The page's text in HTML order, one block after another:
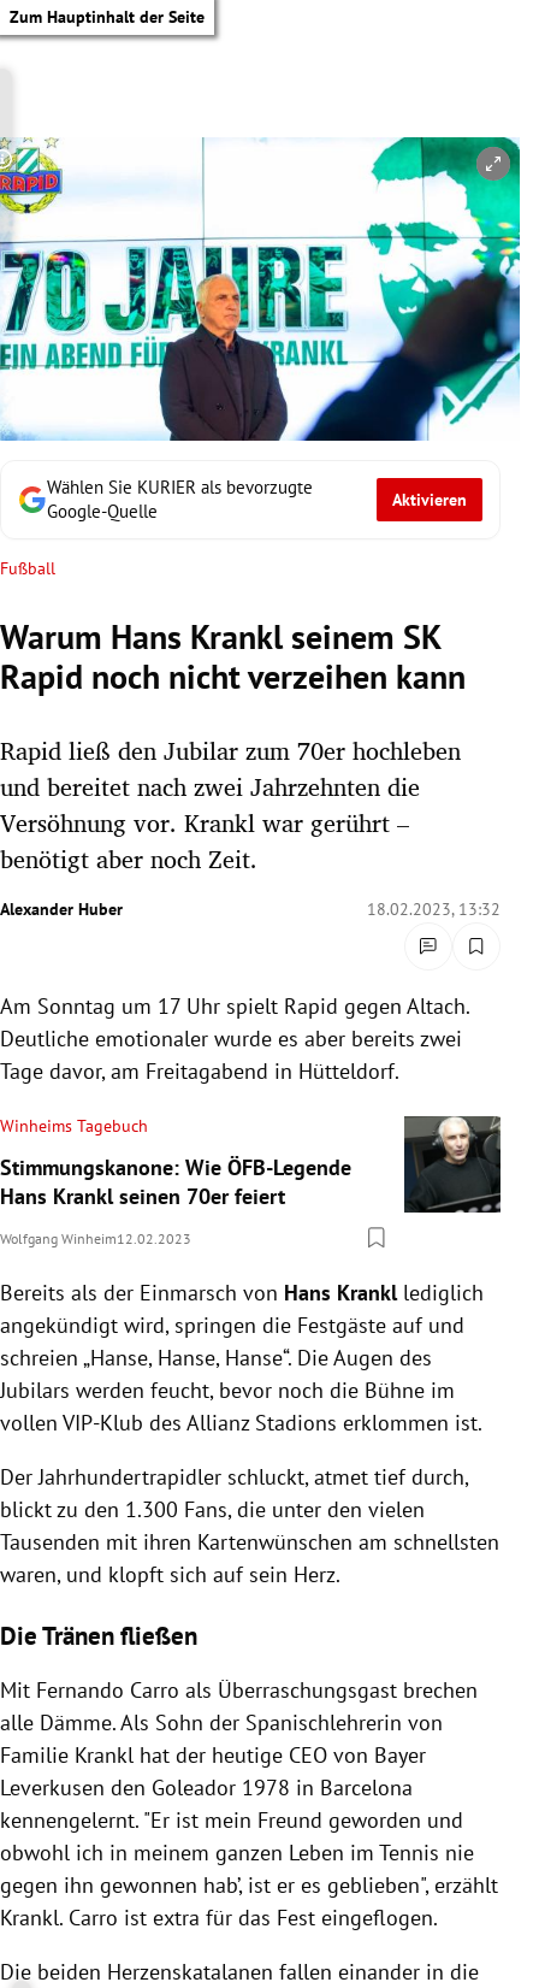
Zum Hauptinhalt der Seite
Untermenü
Untermenü
Untermenü
Untermenü
Untermenü
Untermenü
Untermenü
Untermenü
Untermenü
Wählen Sie KURIER als bevorzugte
Google-Quelle
Aktivieren
Fußball
Warum Hans Krankl seinem SK
Rapid noch nicht verzeihen kann
Rapid ließ den Jubilar zum 70er hochleben
und bereitet nach zwei Jahrzehnten die
Versöhnung vor. Krankl war gerührt –
benötigt aber noch Zeit.
Alexander Huber 18.02.2023, 13:32
Copyright-Hinweis öffnen/schließen
Am Sonntag um 17 Uhr spielt Rapid gegen Altach.
Deutliche emotionaler wurde es aber bereits zwei
Tage davor, am Freitagabend in Hütteldorf.
Winheims Tagebuch
Stimmungskanone: Wie ÖFB-Legende
Hans Krankl seinen 70er feiert
Wolfgang Winheim12.02.2023
Bereits als der Einmarsch von Hans Krankllediglich
angekündigt wird, springen die Festgäste auf und
schreien „Hanse, Hanse, Hanse“. Die Augen des
Jubilars werden feucht, bevor noch die Bühne im
vollen VIP-Klub des Allianz Stadions erklommen ist.
Der Jahrhundertrapidler schluckt, atmet tief durch,
blickt zu den 1.300 Fans, die unter den vielen
Tausenden mit ihren Kartenwünschen am schnellsten
waren, und klopft sich auf sein Herz.
Die Tränen fließen
Mit Fernando Carro als Überraschungsgast brechen
alle Dämme. Als Sohn der Spanischlehrerin von
Familie Krankl hat der heutige CEO von Bayer
Leverkusen den Goleador 1978 in Barcelona
kennengelernt. "Er ist mein Freund geworden und
obwohl ich in meinem ganzen Leben im Tennis nie
gegen ihn gewonnen hab’, ist er es geblieben", erzählt
Krankl. Carro ist extra für das Fest eingeflogen.
Die beiden Herzenskatalanen fallen einander in die